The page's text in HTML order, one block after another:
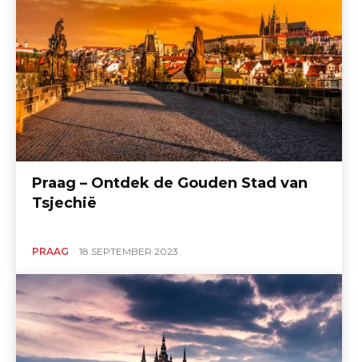
Praag – Ontdek de Gouden Stad van
Tsjechië
PRAAG 18 SEPTEMBER 2023